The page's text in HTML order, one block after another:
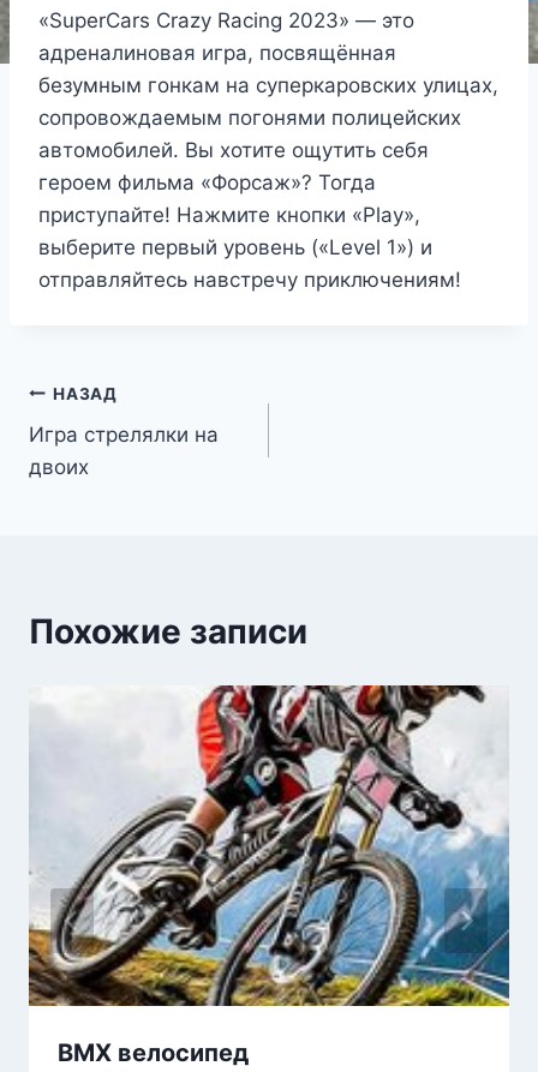
«SuperCars Crazy Racing 2023» — это
адреналиновая игра, посвящённая
безумным гонкам на суперкаровских улицах,
сопровождаемым погонями полицейских
автомобилей. Вы хотите ощутить себя
героем фильма «Форсаж»? Тогда
приступайте! Нажмите кнопки «Play»,
выберите первый уровень («Level 1») и
отправляйтесь навстречу приключениям!
Навигация
по
НАЗАД
Игра стрелялки на
двоих
Похожие записи
BMX велосипед